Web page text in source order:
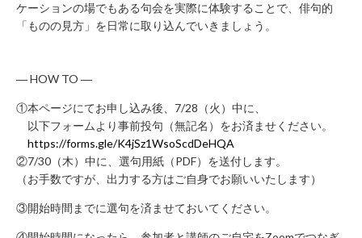
ケーションの場でもある句会を実際に体験することで、俳句的
「ものの見方」を日常に取り込んでいきましょう。
― HOW TO ―
①本ページにてお申し込み後、7/28（火）中に、
以下フォームより事前投句（無記名）をお済ませください。
https://forms.gle/K4jSz1WsoScdDeHQA
②7/30（木）中に、選句用紙（PDF）を送付します。
（お手数ですが、出力する方はご自身でお願いいたします）
③開始時間までに選句を済ませておいてください。
利
関
る
お
問
い
わ
せ